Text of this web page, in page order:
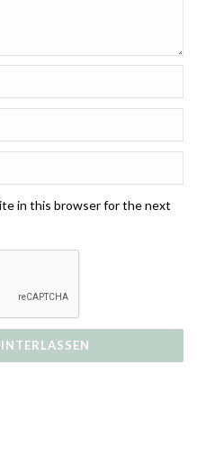
in this browser for the next